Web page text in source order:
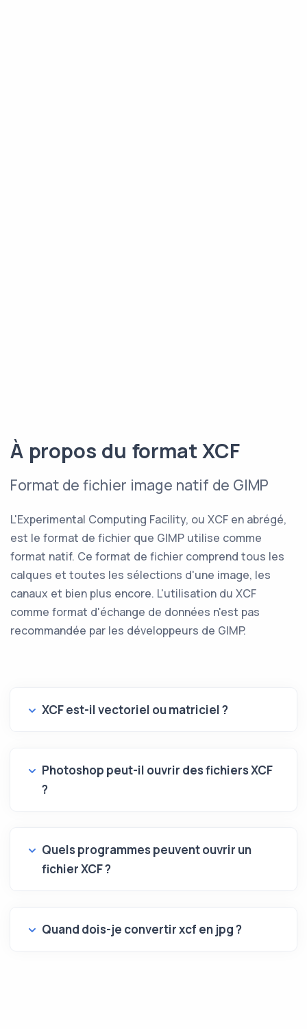
À propos du format XCF
Format de fichier image natif de GIMP
L'Experimental Computing Facility, ou XCF en abrégé,
est le format de fichier que GIMP utilise comme
format natif. Ce format de fichier comprend tous les
calques et toutes les sélections d'une image, les
canaux et bien plus encore. L'utilisation du XCF
comme format d'échange de données n'est pas
recommandée par les développeurs de GIMP.
XCF est-il vectoriel ou matriciel ?
Photoshop peut-il ouvrir des fichiers XCF
?
Quels programmes peuvent ouvrir un
fichier XCF ?
Quand dois-je convertir xcf en jpg ?